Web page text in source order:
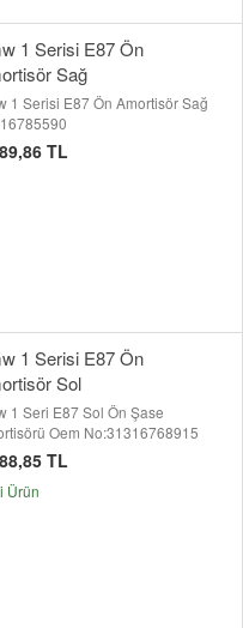
1 Serisi E87 Ön
Sağ
1 Serisi E87 Ön Amortisör Sağ
TL
1 Serisi E87 Ön
Sol
1 Seri E87 Sol Ön Şase
Oem No:31316768915
TL
Ürün